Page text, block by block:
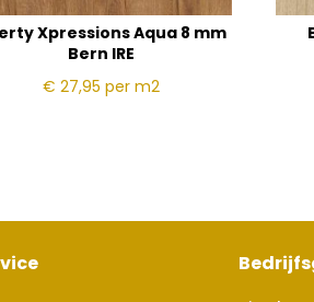
Xpressions Aqua 8 mm
Bern IRE
€ 27,95 per m2